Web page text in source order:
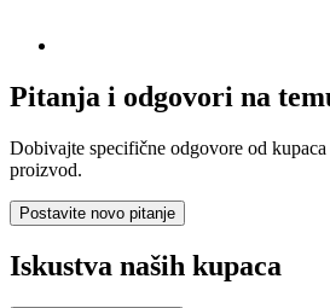
Pitanja i odgovori na
Dobivajte specifične odgovore od
proizvod.
Postavite novo pitanje
Iskustva naših kupaca